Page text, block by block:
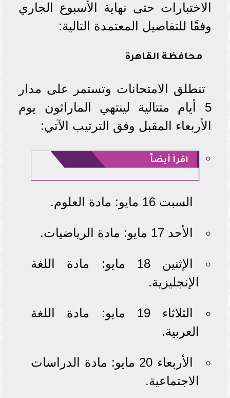
الاختبارات حتى نهاية الأسبوع الجاري
وفقًا للتفاصيل المعتمدة التالية:
محافظة القاهرة
تنطلق الامتحانات وتستمر على مدار
5 أيام متتالية لينتهي الماراثون يوم
الأربعاء المقبل وفق الترتيب الآتي:
اقرأ أيضاً
السبت 16 مايو: مادة العلوم.
الأحد 17 مايو: مادة الرياضيات.
الإثنين 18 مايو: مادة اللغة
الإنجليزية.
الثلاثاء 19 مايو: مادة اللغة
العربية.
الأربعاء 20 مايو: مادة الدراسات
الاجتماعية.